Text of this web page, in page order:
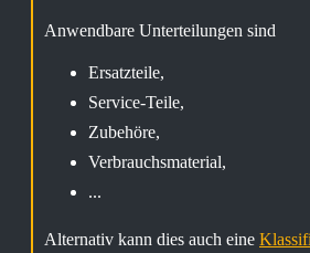
Anwendbare Unterteilungen sind
Ersatzteile,
Service-Teile,
Zubehöre,
Verbrauchsmaterial,
...
Alternativ kann dies auch eine